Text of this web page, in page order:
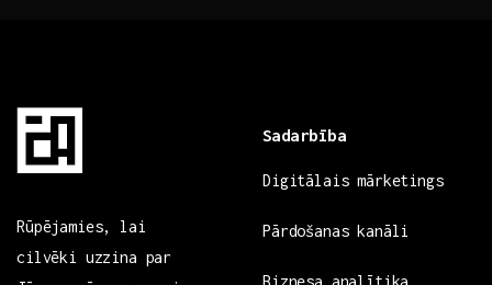
Rūpējamies, lai
cilvēki uzzina par
Sadarbība
Digitālais mārketings
Pārdošanas kanāli
Biznesa analītika